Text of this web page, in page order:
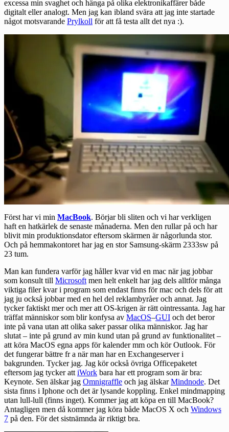
excessa min svaghet och hänga på olika elektronikaffärer både
digitalt eller analogt. Men jag kan ibland svära att jag inte startade
något motsvarande Prylkoll för att få testa allt det nya :).
Först har vi min MacBook. Börjar bli sliten och vi har verkligen
haft en hatkärlek de senaste månaderna. Men den rullar på och har
blivit min produktionsdator eftersom skärmen är någorlunda stor.
Och på hemmakontoret har jag en stor Samsung-skärm 2333sw på
23 tum.
Man kan fundera varför jag håller kvar vid en mac när jag jobbar
som konsult till Microsoftmen helt enkelt har jag dels alltför många
viktiga filer kvar i program som endast finns för mac och dels för att
jag ju också jobbar med en hel del reklambyråer och annat. Jag
tycker faktiskt mer och mer att OS-krigen är rätt ointressanta. Jag har
träffat människor som blir konfysa av MacOS–GUI och det beror
inte på vana utan att olika saker passar olika människor. Jag har
slutat – inte på grund av min kund utan på grund av funktionalitet –
att köra MacOS egna apps för kalender mm och kör Outlook. För
det fungerar bättre fr a när man har en Exchangeserver i
bakgrunden. Tycker jag. Jag kör också övriga Officepaketet
eftersom jag tycker attiWork bara har ett program som är bra:
Keynote. Sen älskar jag Omnigraffle och jag älskarMindnode. Det
sista finns i Iphone och det är lysande koppling. Enkel mindmapping
utan lull-lull (finns inget). Kommer jag att köpa en till MacBook?
Antagligen men då kommer jag köra både MacOS X och Windows
7 på den. För det sistnämnda är riktigt bra.